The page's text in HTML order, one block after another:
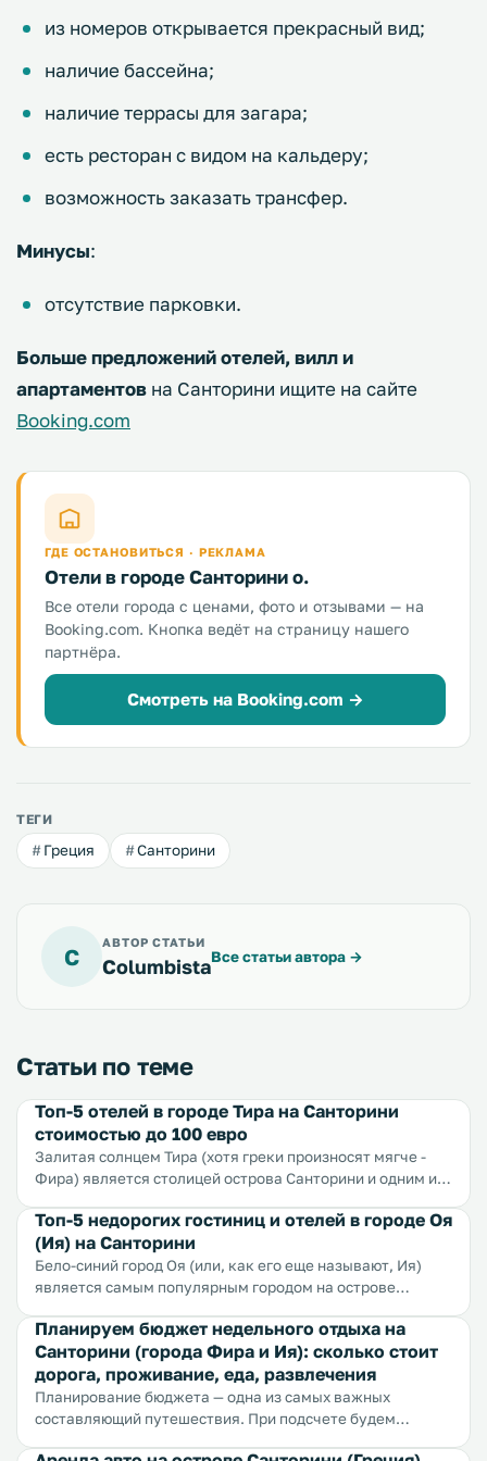
из номеров открывается прекрасный вид;
наличие бассейна;
наличие террасы для загара;
есть ресторан с видом на кальдеру;
возможность заказать трансфер.
Минусы:
отсутствие парковки.
Больше предложений отелей, вилл и
апартаментов на Санторини ищите на сайте
Booking.com
ГДЕ ОСТАНОВИТЬСЯ · РЕКЛАМА
Отели в городе Санторини о.
Все отели города с ценами, фото и отзывами — на
Booking.com. Кнопка ведёт на страницу нашего
партнёра.
Смотреть на Booking.com →
ТЕГИ
Греция Санторини
C
АВТОР СТАТЬИ
ColumbistaВсе статьи автора →
Статьи по теме
Топ-5 отелей в городе Тира на Санторини
стоимостью до 100 евро
Залитая солнцем Тира (хотя греки произносят мягче -
Фира) является столицей острова Санторини и одним из
славится роскошными рассветами и закатами,
просторными пляжами, оригинальной архитектурой и
очень удобным расположением...
Топ-5 недорогих гостиниц и отелей в городе Оя
(Ия) на Санторини
Бело-синий город Оя (или, как его еще называют, Ия)
является самым популярным городом на острове
достопримечательностей Греции. На всех иллюстрациях
Санторини изображен именно этот город. Оя известна
своей необычной архитектурой — практически все отели
и апартаменты здесь сделаны в виде «пещер» с
округлыми стенами и дверями в виде арок. Сюда также
Планируем бюджет недельного отдыха на
Санторини (города Фира и Ия): сколько стоит
дорога, проживание, еда, развлечения
Планирование бюджета — одна из самых важных
составляющий путешествия. При подсчете будем